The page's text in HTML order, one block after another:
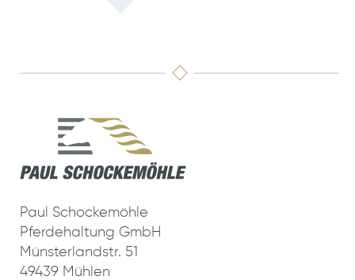
Paul Schockemöhle
Pferdehaltung GmbH
Münsterlandstr. 51
49439 Mühlen